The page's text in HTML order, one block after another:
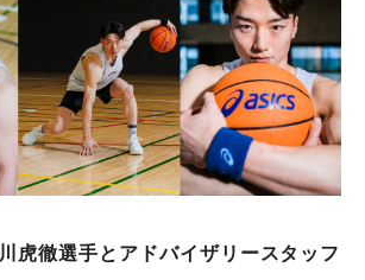
虎徹選手とアドバイザリースタッフ